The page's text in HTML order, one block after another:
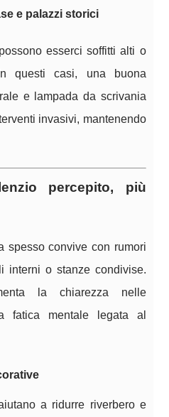
e palazzi storici
esserci soffitti alti o
questi casi, una buona
e lampada da scrivania
invasivi, mantenendo
percepito, più
spesso convive con rumori
interni o stanze condivise.
la chiarezza nelle
fatica mentale legata al
a ridurre riverbero e